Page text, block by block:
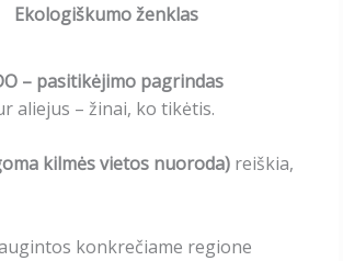
Ekologiškumo ženklas
– pasitikėjimo pagrindas
aliejus – žinai, ko tikėtis.
kilmės vietos nuoroda)reiškia,
konkrečiame regione